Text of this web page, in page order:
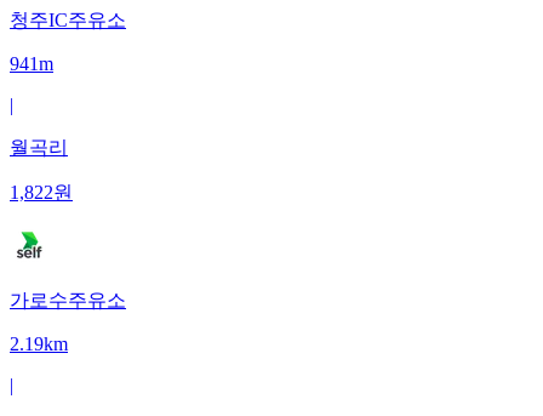
청주IC주유소
941m
|
월곡리
1,822원
가로수주유소
2.19km
|